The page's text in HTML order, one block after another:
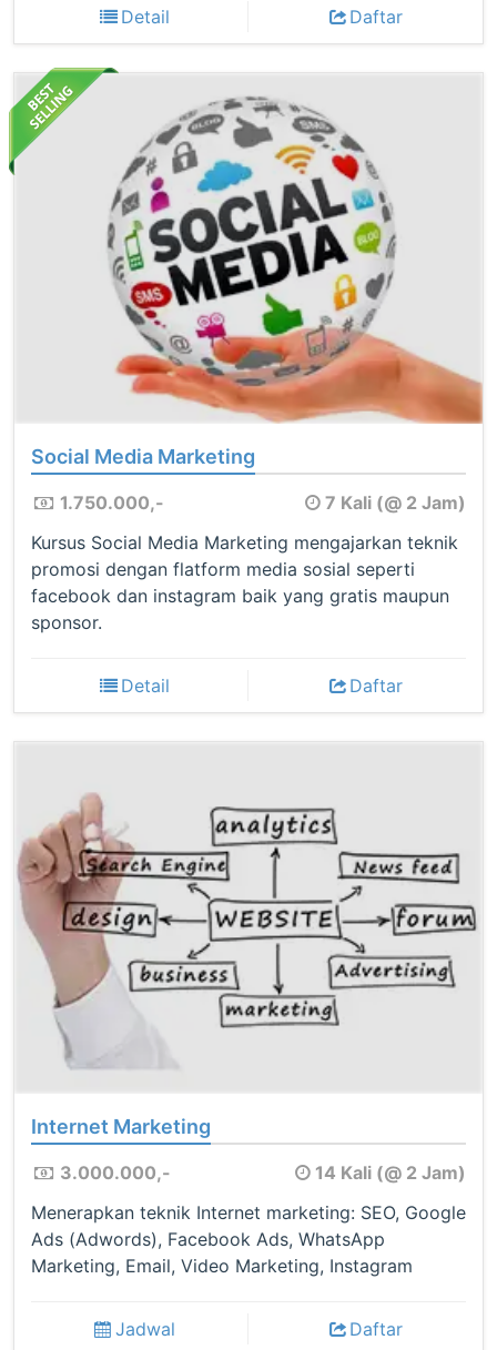
Detail Daftar
Social Media Marketing
1.750.000,-
7 Kali (@ 2 Jam)
Kursus Social Media Marketing mengajarkan teknik
promosi dengan flatform media sosial seperti
facebook dan instagram baik yang gratis maupun
sponsor.
Detail Daftar
Internet Marketing
3.000.000,-
14 Kali (@ 2 Jam)
Menerapkan teknik Internet marketing: SEO, Google
Ads (Adwords), Facebook Ads, WhatsApp
Marketing, Email, Video Marketing, Instagram
Jadwal Daftar